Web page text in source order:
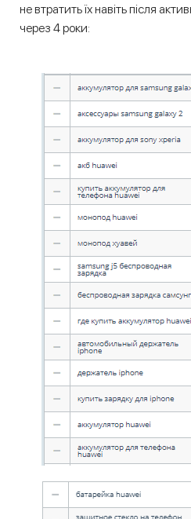
не втратить їх навіть після
через 4 роки: